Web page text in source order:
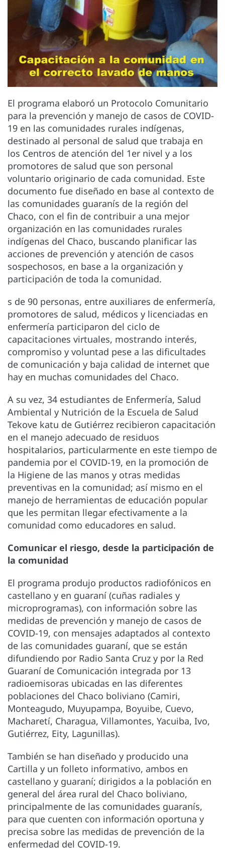
El programa elaboró un Protocolo Comunitario
para la prevención y manejo de casos de COVID-
19 en las comunidades rurales indígenas,
destinado al personal de salud que trabaja en
los Centros de atención del 1er nivel y a los
promotores de salud que son personal
voluntario originario de cada comunidad. Este
documento fue diseñado en base al contexto de
las comunidades guaranís de la región del
Chaco, con el fin de contribuir a una mejor
organización en las comunidades rurales
indígenas del Chaco, buscando planificar las
acciones de prevención y atención de casos
sospechosos, en base a la organización y
participación de toda la comunidad.
s de 90 personas, entre auxiliares de enfermería,
promotores de salud, médicos y licenciadas en
enfermería participaron del ciclo de
capacitaciones virtuales, mostrando interés,
compromiso y voluntad pese a las dificultades
de comunicación y baja calidad de internet que
hay en muchas comunidades del Chaco.
A su vez, 34 estudiantes de Enfermería, Salud
Ambiental y Nutrición de la Escuela de Salud
Tekove katu de Gutiérrez recibieron capacitación
en el manejo adecuado de residuos
hospitalarios, particularmente en este tiempo de
pandemia por el COVID-19, en la promoción de
la Higiene de las manos y otras medidas
preventivas en la comunidad; así mismo en el
manejo de herramientas de educación popular
que les permitan llegar efectivamente a la
comunidad como educadores en salud.
Comunicar el riesgo, desde la participación de
la comunidad
El programa produjo productos radiofónicos en
castellano y en guaraní (cuñas radiales y
microprogramas), con información sobre las
medidas de prevención y manejo de casos de
COVID-19, con mensajes adaptados al contexto
de las comunidades guaraní, que se están
difundiendo por Radio Santa Cruz y por la Red
Guaraní de Comunicación integrada por 13
radioemisoras ubicadas en las diferentes
poblaciones del Chaco boliviano (Camiri,
Monteagudo, Muyupampa, Boyuibe, Cuevo,
Macharetí, Charagua, Villamontes, Yacuiba, Ivo,
Gutiérrez, Eity, Lagunillas).
También se han diseñado y producido una
Cartilla y un folleto informativo, ambos en
castellano y guaraní; dirigidos a la población en
general del área rural del Chaco boliviano,
principalmente de las comunidades guaranís,
para que cuenten con información oportuna y
precisa sobre las medidas de prevención de la
enfermedad del COVID-19.